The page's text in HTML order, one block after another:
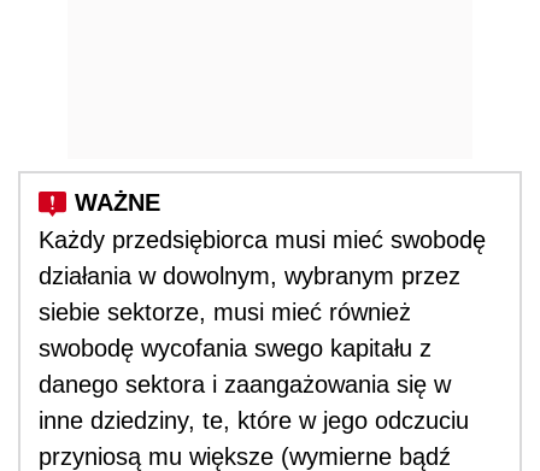
Każdy przedsiębiorca musi mieć swobodę
działania w dowolnym, wybranym przez
siebie sektorze, musi mieć również
swobodę wycofania swego kapitału z
danego sektora i zaangażowania się w
inne dziedziny, te, które w jego odczuciu
przyniosą mu większe (wymierne bądź